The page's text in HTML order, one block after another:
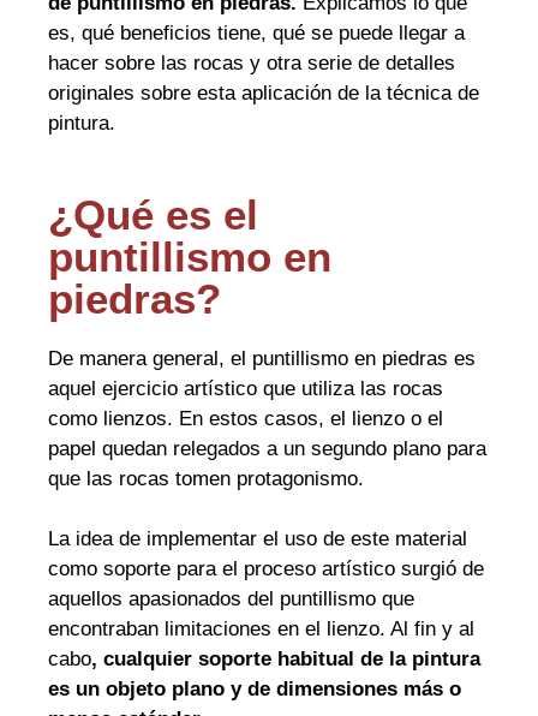
es, qué beneficios tiene, qué se puede llegar a
hacer sobre las rocas y otra serie de detalles
originales sobre esta aplicación de la técnica de
pintura.
¿Qué es el
puntillismo en
piedras?
De manera general, el puntillismo en piedras es
aquel ejercicio artístico que utiliza las rocas
como lienzos. En estos casos, el lienzo o el
papel quedan relegados a un segundo plano para
que las rocas tomen protagonismo.
La idea de implementar el uso de este material
como soporte para el proceso artístico surgió de
aquellos apasionados del puntillismo que
encontraban limitaciones en el lienzo. Al fin y al
cabo, cualquier soporte habitual de la pintura
es un objeto plano y de dimensiones más o